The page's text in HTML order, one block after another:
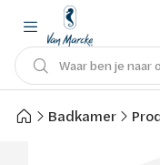
Waar ben je naar
Badkamer